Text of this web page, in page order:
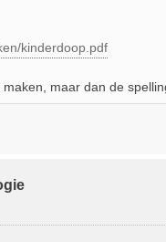
kinderdoop.pdf
maar dan de